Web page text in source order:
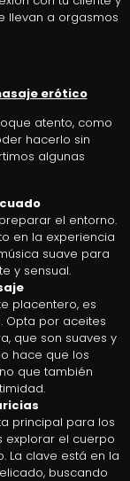
llevan a orgasmos
erótico
atento, como
hacerlo sin
algunas
el entorno.
en la experiencia
suave para
y sensual.
placentero, es
Opta por aceites
que son suaves y
hace que los
que también
principal para los
explorar el cuerpo
La clave está en la
buscando